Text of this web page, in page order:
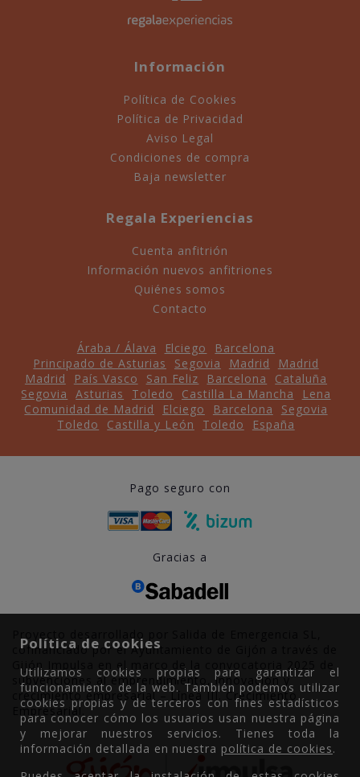
Información
Política de Cookies
Política de Privacidad
Aviso Legal
Condiciones de compra
Baja newsletter
Regala Experiencias
Cuenta anfitrión
Información nuevos anfitriones
Quiénes somos
Contacto
Áraba / Álava Elciego
Barcelona
Principado de Asturias
Segovia Madrid
Madrid
Madrid
País Vasco San Feliz Barcelona
Cataluña
Segovia
Asturias Toledo Castilla La Mancha
Lena
Comunidad de Madrid
Elciego Barcelona
Segovia
Toledo
Castilla y León Toledo España
Pago seguro con
Gracias a
cofinanciado por el Ayuntamiento de Gijón a través de
Gijón Impulsa en el marco de la convocatoria 2025 de
subvenciones al emprendimiento, innovación y
crecimiento empresarial – Línea III. Crecimiento
Empresarial.
Política de cookies
Utilizamos cookies propias para garantizar el
funcionamiento de la web. También podemos utilizar
cookies propias y de terceros con fines estadísticos
para conocer cómo los usuarios usan nuestra página
y mejorar nuestros servicios. Tienes toda la
información detallada en nuestra política de cookies.